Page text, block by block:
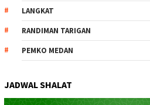
LANGKAT
RANDIMAN TARIGAN
PEMKO MEDAN
JADWAL SHALAT